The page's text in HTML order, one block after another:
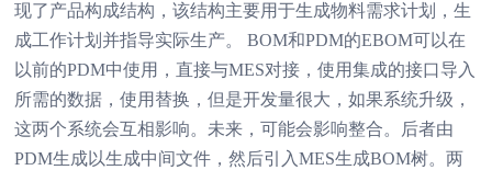
现了产品构成结构，该结构主要用于生成物料需求计划，生
成工作计划并指导实际生产。 BOM和PDM的EBOM可以在
以前的PDM中使用，直接与MES对接，使用集成的接口导入
所需的数据，使用替换，但是开发量很大，如果系统升级，
这两个系统会互相影响。未来，可能会影响整合。后者由
PDM生成以生成中间文件，然后引入MES生成BOM树。两